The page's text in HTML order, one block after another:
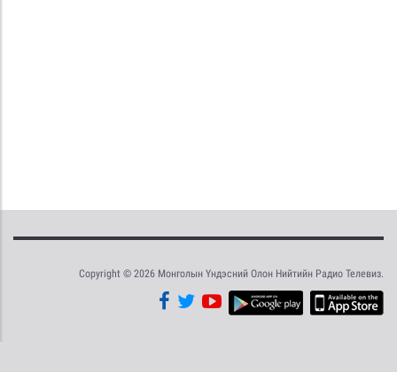
Copyright © 2026 Монголын Үндэсний Олон Нийтийн Радио Телевиз.